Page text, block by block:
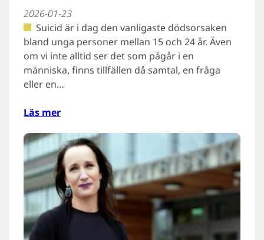
2026-01-23
Suicid är i dag den vanligaste dödsorsaken
bland unga personer mellan 15 och 24 år. Även
om vi inte alltid ser det som pågår i en
människa, finns tillfällen då samtal, en fråga
eller en…
Läs mer